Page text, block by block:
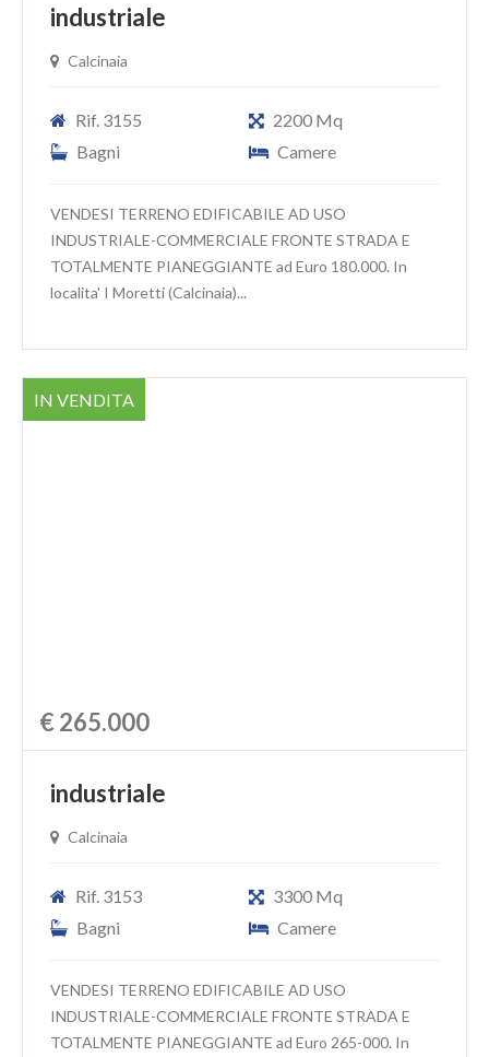
industriale
Calcinaia
Rif. 3155
2200 Mq
Bagni
Camere
VENDESI TERRENO EDIFICABILE AD USO
INDUSTRIALE-COMMERCIALE FRONTE STRADA E
TOTALMENTE PIANEGGIANTE ad Euro 180.000. In
localita' I Moretti (Calcinaia)...
IN VENDITA
€ 265.000
industriale
Calcinaia
Rif. 3153
3300 Mq
Bagni
Camere
VENDESI TERRENO EDIFICABILE AD USO
INDUSTRIALE-COMMERCIALE FRONTE STRADA E
TOTALMENTE PIANEGGIANTE ad Euro 265-000. In